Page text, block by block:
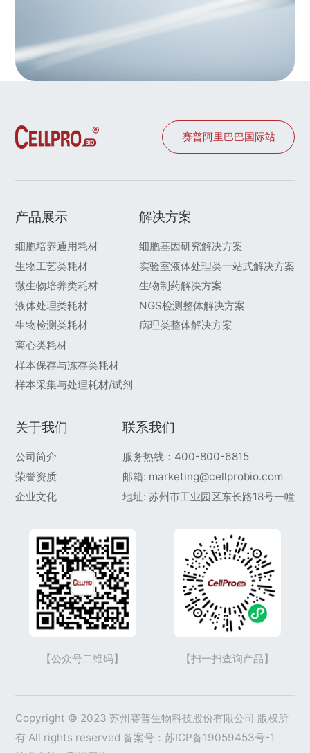
赛普阿里巴巴国际站
产品展示
细胞培养通用耗材
生物工艺类耗材
微生物培养类耗材
液体处理类耗材
生物检测类耗材
离心类耗材
样本保存与冻存类耗材
样本采集与处理耗材/试剂
解决方案
细胞基因研究解决方案
实验室液体处理类一站式解决方案
生物制药解决方案
NGS检测整体解决方案
病理类整体解决方案
关于我们
公司简介
荣誉资质
企业文化
联系我们
服务热线：400-800-6815
邮箱: marketing@cellprobio.com
地址: 苏州市工业园区东长路18号一幢
【公众号二维码】 【扫一扫查询产品】
Copyright © 2023 苏州赛普生物科技股份有限公司 版权所
有 All rights reserved 备案号：苏ICP备19059453号-1